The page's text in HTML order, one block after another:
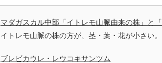
マダガスカル中部「イトレモ山脈由来の株」と
イトレモ山脈の株の方が、茎・葉・花が小さい。
ブレビカウレ・レウコキサンツム